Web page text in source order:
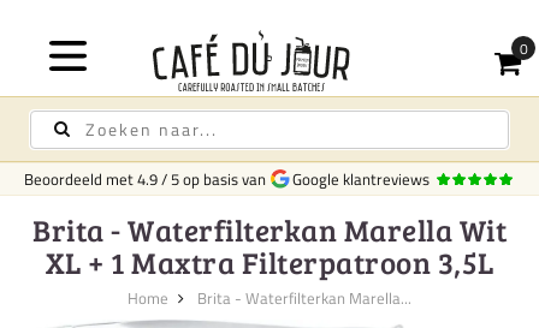
Beoordeeld met4.9/5op basis van Google klantreviews
Brita - Waterfilterkan Marella Wit
XL + 1 Maxtra Filterpatroon 3,5L
Home Brita - Waterfilterkan Marella...